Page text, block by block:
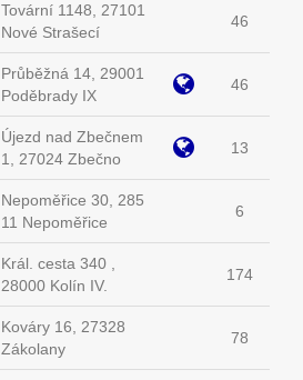
Tovární 1148, 27101
Nové Strašecí
46
Průběžná 14, 29001
Poděbrady IX
46
Újezd nad Zbečnem
1, 27024 Zbečno
13
Nepoměřice 30, 285
11 Nepoměřice
6
Král. cesta 340 ,
28000 Kolín IV.
174
Kováry 16, 27328
Zákolany
78